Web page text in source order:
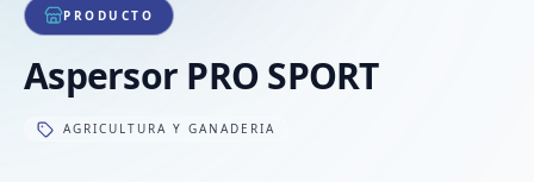
PRODUCTO
Aspersor PRO SPORT
AGRICULTURA Y GANADERIA